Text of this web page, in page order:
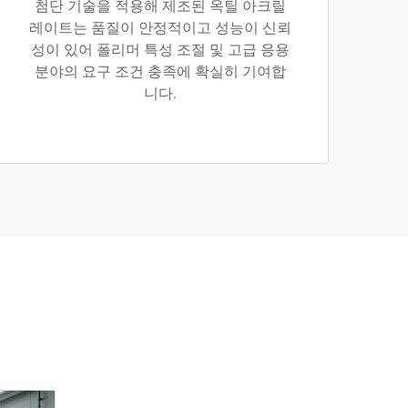
첨단 기술을 적용해 제조된 옥틸 아크릴
레이트는 품질이 안정적이고 성능이 신뢰
성이 있어 폴리머 특성 조절 및 고급 응용
분야의 요구 조건 충족에 확실히 기여합
니다.